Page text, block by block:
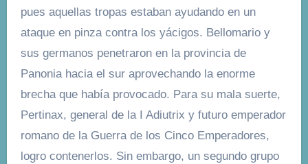
pues aquellas tropas estaban ayudando en un
ataque en pinza contra los yácigos. Bellomario y
sus germanos penetraron en la provincia de
Panonia hacia el sur aprovechando la enorme
brecha que había provocado. Para su mala suerte,
Pertinax, general de la I Adiutrix y futuro emperador
romano de la Guerra de los Cinco Emperadores,
logro contenerlos. Sin embargo, un segundo grupo